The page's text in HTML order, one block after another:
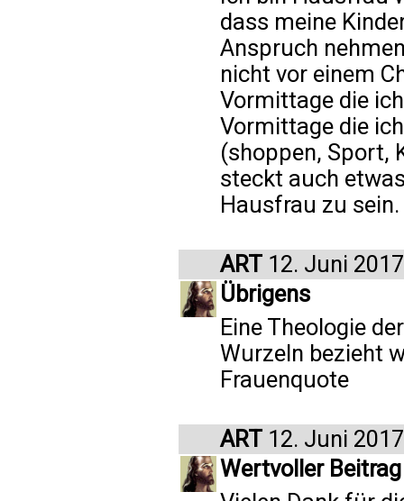
dass meine
Anspruch
nicht vor einem
Vormittage die
Vormittage die
(shoppen, Sport,
steckt auch
Hausfrau zu sein.
ART 12. Juni 2017
Übrigens
Eine Theologie
Wurzeln bezieht
Frauenquote
ART 12. Juni 2017
Wertvoller Beitrag